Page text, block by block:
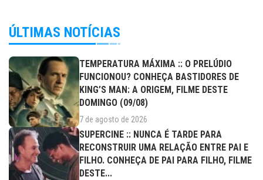
ÚLTIMAS NOTÍCIAS
TEMPERATURA MÁXIMA :: O PRELÚDIO
FUNCIONOU? CONHEÇA BASTIDORES DE
KING’S MAN: A ORIGEM, FILME DESTE
DOMINGO (09/08)
7 de agosto de 2026
SUPERCINE :: NUNCA É TARDE PARA
RECONSTRUIR UMA RELAÇÃO ENTRE PAI E
FILHO. CONHEÇA DE PAI PARA FILHO, FILME
DESTE...